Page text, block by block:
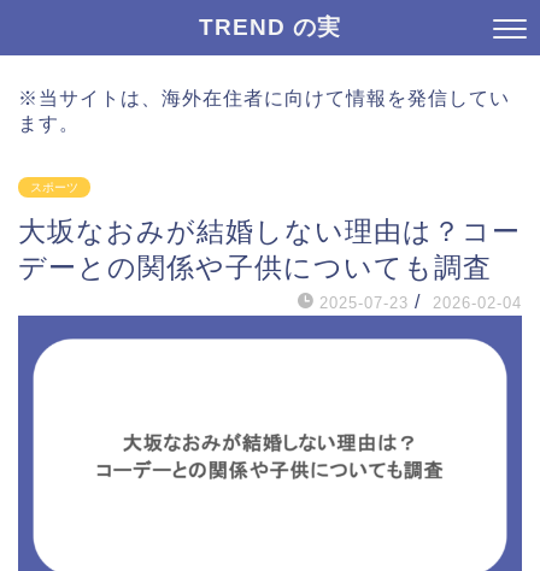
TREND の実
※当サイトは、海外在住者に向けて情報を発信してい
ます。
スポーツ
大坂なおみが結婚しない理由は？コー
デーとの関係や子供についても調査
2025-07-23 / 2026-02-04